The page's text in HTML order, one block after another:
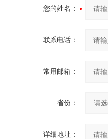
您的姓名：
联系电话：
常用邮箱：
省份：
详细地址：